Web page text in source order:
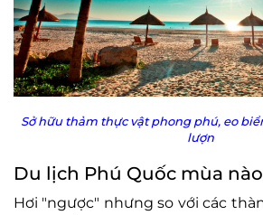
Sở hữu thảm thực vật phong phú, eo
lượn
Du lịch Phú Quốc mùa
Hơi "ngược" nhưng so với các